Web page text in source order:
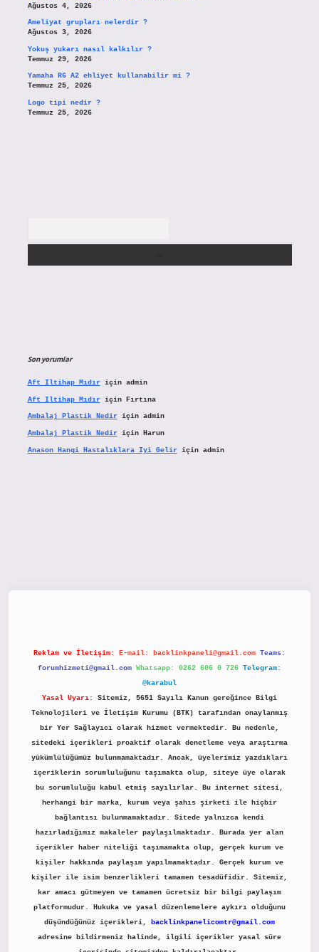
Ağustos 4, 2026
Ameliyat grupları nelerdir ?
Ağustos 3, 2026
Yokuş yukarı nasıl kalkılır ?
Temmuz 29, 2026
Yamaha R6 A2 ehliyet kullanabilir mi ?
Temmuz 25, 2026
Logo tipi nedir ?
Temmuz 25, 2026
Son yorumlar
Aft Iltihap Mıdıriçin admin
Aft Iltihap Mıdıriçin Fırtına
Ambalaj Plastik Nediriçin admin
Ambalaj Plastik Nediriçin Harun
Anason Hangi Hastalıklara Iyi Geliriçin admin
Reklam ve İletişim: E-mail: backlinkpaneli@gmail.com Teams:
forumhizmeti@gmail.com Whatsapp: 0262 606 0 726 Telegram:
@karabul
Yasal Uyarı:
Sitemiz, 5651 Sayılı Kanun gereğince Bilgi
Teknolojileri ve İletişim Kurumu (BTK) tarafından onaylanmış
bir Yer Sağlayıcı olarak hizmet vermektedir. Bu nedenle,
sitedeki içerikleri proaktif olarak denetleme veya araştırma
yükümlülüğümüz bulunmamaktadır. Ancak, üyelerimiz yazdıkları
içeriklerin sorumluluğunu taşımakta olup, siteye üye olarak
bu sorumluluğu kabul etmiş sayılırlar. Bu internet sitesi,
herhangi bir marka, kurum veya şahıs şirketi ile hiçbir
bağlantısı bulunmamaktadır. Sitede yalnızca kendi
hazırladığımız makaleler paylaşılmaktadır. Burada yer alan
içerikler haber niteliği taşımamakta olup, gerçek kurum ve
kişiler hakkında paylaşım yapılmamaktadır. Gerçek kurum ve
kişiler ile isim benzerlikleri tamamen tesadüfidir. Sitemiz,
kar amacı gütmeyen ve tamamen ücretsiz bir bilgi paylaşım
platformudur. Hukuka ve yasal düzenlemelere aykırı olduğunu
düşündüğünüz içerikleri,
backlinkpanelicomtr@gmail.com
adresine bildirmeniz halinde, ilgili içerikler yasal süre